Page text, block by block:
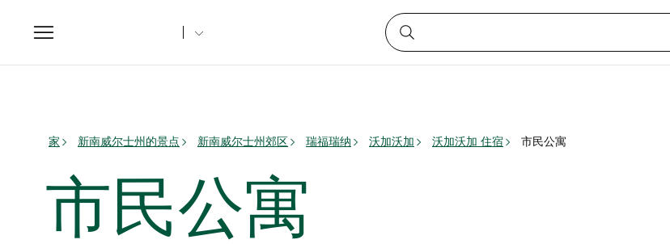
Toggle
navigation
家 新南威尔士州的景点 新南威尔士州郊区 瑞福瑞纳 沃加沃加 沃加沃加 住宿 市民公寓
市民公寓